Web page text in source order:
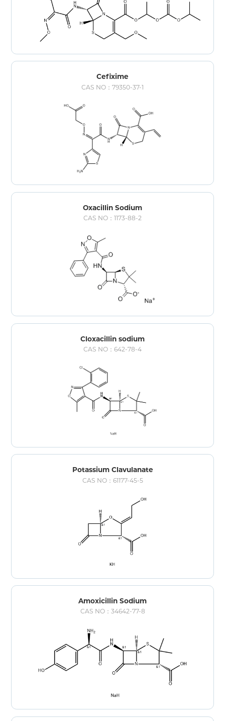
Cefixime
CAS NO：79350-37-1
Oxacillin Sodium
CAS NO：1173-88-2
Cloxacillin sodium
CAS NO：642-78-4
Potassium Clavulanate
CAS NO：61177-45-5
Amoxicillin Sodium
CAS NO：34642-77-8